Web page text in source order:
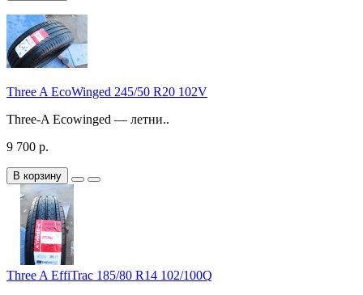
Three A EcoWinged 245/50 R20 102V
Three-A Ecowinged — летни..
9 700 р.
В корзину
Three A EffiTrac 185/80 R14 102/100Q